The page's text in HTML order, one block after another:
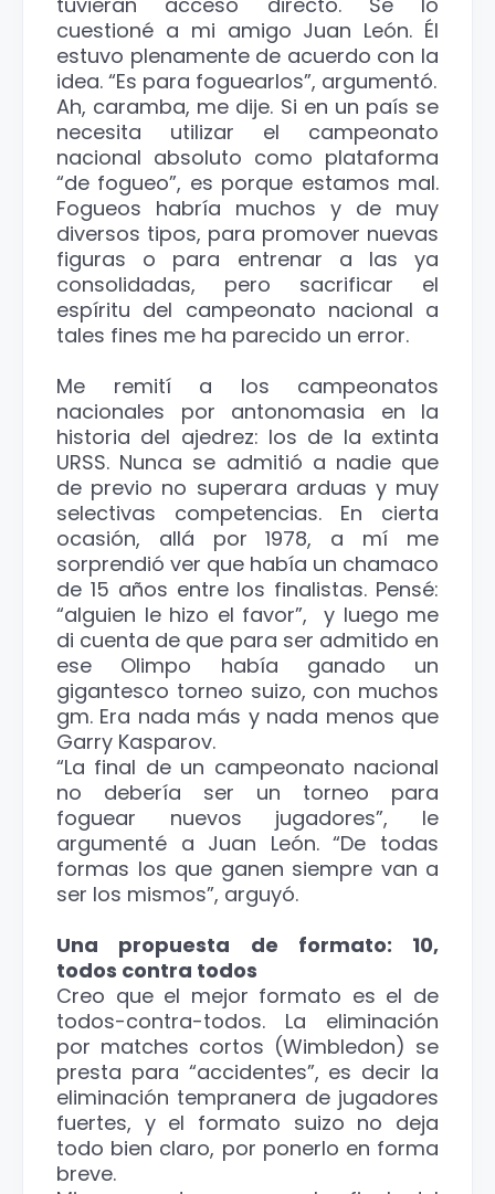
cuestioné a mi amigo Juan León. Él
estuvo plenamente de acuerdo con la
idea. “Es para foguearlos”, argumentó.
Ah, caramba, me dije. Si en un país se
necesita utilizar el campeonato
nacional absoluto como plataforma
“de fogueo”, es porque estamos mal.
Fogueos habría muchos y de muy
diversos tipos, para promover nuevas
figuras o para entrenar a las ya
consolidadas, pero sacrificar el
espíritu del campeonato nacional a
tales fines me ha parecido un error.
Me remití a los campeonatos
nacionales por antonomasia en la
historia del ajedrez: los de la extinta
URSS. Nunca se admitió a nadie que
de previo no superara arduas y muy
selectivas competencias. En cierta
ocasión, allá por 1978, a mí me
sorprendió ver que había un chamaco
de 15 años entre los finalistas. Pensé:
“alguien le hizo el favor”, y luego me
di cuenta de que para ser admitido en
ese Olimpo había ganado un
gigantesco torneo suizo, con muchos
gm. Era nada más y nada menos que
Garry Kasparov.
“La final de un campeonato nacional
no debería ser un torneo para
foguear nuevos jugadores”, le
argumenté a Juan León. “De todas
formas los que ganen siempre van a
ser los mismos”, arguyó.
Una propuesta de formato: 10,
todos contra todos
Creo que el mejor formato es el de
todos-contra-todos. La eliminación
por matches cortos (Wimbledon) se
presta para “accidentes”, es decir la
eliminación tempranera de jugadores
fuertes, y el formato suizo no deja
todo bien claro, por ponerlo en forma
breve.